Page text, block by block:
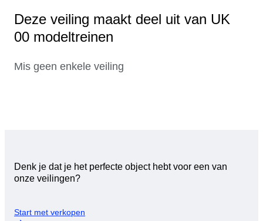
Deze veiling maakt deel uit van UK
00 modeltreinen
Mis geen enkele veiling
Denk je dat je het perfecte object hebt voor een van
onze veilingen?
Start met verkopen